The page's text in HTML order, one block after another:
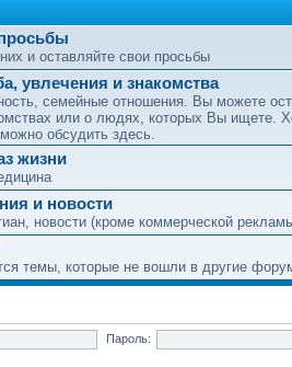
и оставляйте свои просьбы
увлечения и знакомства
семейные отношения. Вы можете
или о людях, которых Вы ищете.
обсудить здесь.
жизни
и новости
новости (кроме коммерческой
темы, которые не вошли в другие
Пароль: